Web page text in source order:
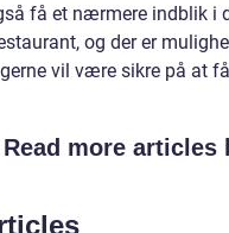
få et nærmere indblik i
og der er
vil være sikre på at
Read more articles